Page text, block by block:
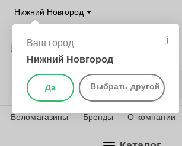
Нижний Новгород
Ваш город
Нижний Новгород
Да Выбрать другой
Веломагазины Бренды О компании